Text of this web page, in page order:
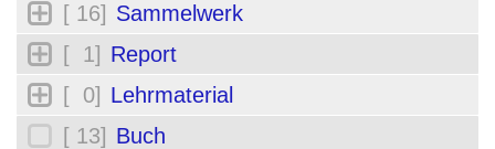
[ 16] Sammelwerk
[ 1] Report
[ 0] Lehrmaterial
[ 13] Buch